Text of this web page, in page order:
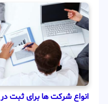
انواع شرکت ها برای ثبت